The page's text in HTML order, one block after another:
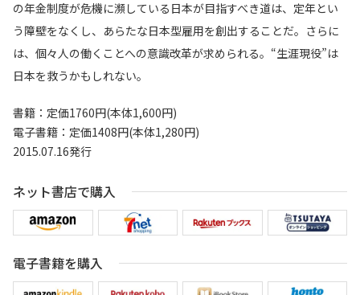
の年金制度が危機に瀕している日本が目指すべき道は、定年とい
う障壁をなくし、あらたな日本型雇用を創出することだ。さらに
は、個々人の働くことへの意識改革が求められる。“生涯現役”は
日本を救うかもしれない。
書籍：定価1760円(本体1,600円)
電子書籍：定価1408円(本体1,280円)
2015.07.16発行
ネット書店で購入
電子書籍を購入